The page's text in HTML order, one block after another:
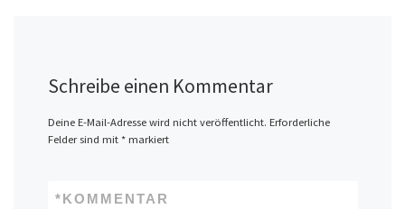
Schreibe einen Kommentar
Deine E-Mail-Adresse wird nicht veröffentlicht. Erforderliche
Felder sind mit *markiert
KOMMENTAR
*